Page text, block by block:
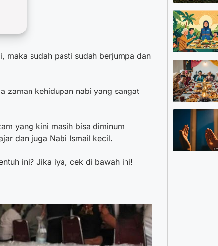
maka sudah pasti sudah berjumpa dan
zaman kehidupan nabi yang sangat
yang kini masih bisa diminum
dan juga Nabi Ismail kecil.
ini? Jika iya, cek di bawah ini!